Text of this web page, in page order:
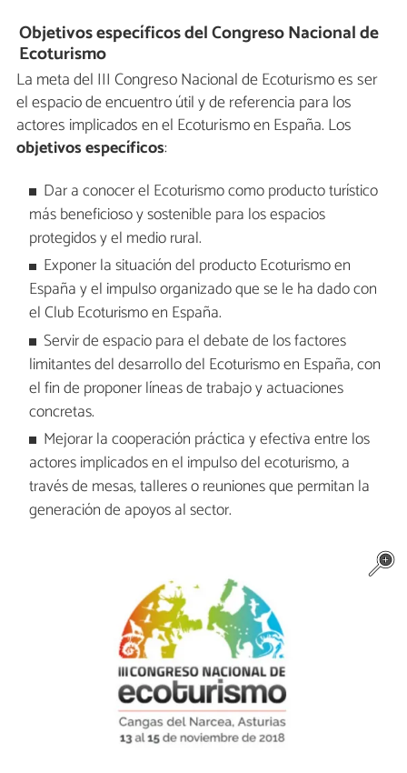
Objetivos específicos del Congreso Nacional de
Ecoturismo
La meta del III Congreso Nacional de Ecoturismo es ser
el espacio de encuentro útil y de referencia para los
actores implicados en el Ecoturismo en España. Los
objetivos específicos:
Dar a conocer el Ecoturismo como producto turístico
más beneficioso y sostenible para los espacios
protegidos y el medio rural.
Exponer la situación del producto Ecoturismo en
España y el impulso organizado que se le ha dado con
el Club Ecoturismo en España.
Servir de espacio para el debate de los factores
limitantes del desarrollo del Ecoturismo en España, con
el fin de proponer líneas de trabajo y actuaciones
concretas.
Mejorar la cooperación práctica y efectiva entre los
actores implicados en el impulso del ecoturismo, a
través de mesas, talleres o reuniones que permitan la
generación de apoyos al sector.